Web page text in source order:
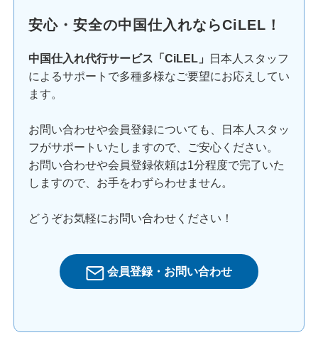
安心・安全の中国仕入れならCiLEL！
中国仕入れ代行サービス「CiLEL」
日本人スタッフ
によるサポートで多種多様なご要望にお応えしてい
ます。
お問い合わせや会員登録についても、日本人スタッ
フがサポートいたしますので、ご安心ください。
お問い合わせや会員登録依頼は1分程度で完了いた
しますので、お手をわずらわせません。
どうぞお気軽にお問い合わせください！
会員登録・お問い合わせ